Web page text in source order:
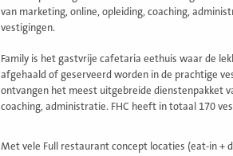
van marketing, online, opleiding, coaching,
vestigingen.
Family is het gastvrije cafetaria eethuis waar de
afgehaald of geserveerd worden in de prachtige
ontvangen het meest uitgebreide dienstenpakket
coaching, administratie. FHC heeft in totaal 170
Met vele Full restaurant concept locaties (eat-in +